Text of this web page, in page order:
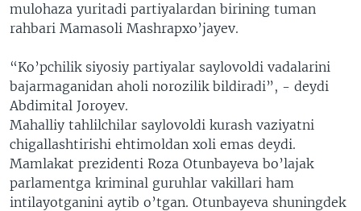
mulohaza yuritadi partiyalardan birining tuman
rahbari Mamasoli Mashrapxo’jayev.
“Ko’pchilik siyosiy partiyalar saylovoldi vadalarini
bajarmaganidan aholi norozilik bildiradi”, - deydi
Abdimital Joroyev.
Mahalliy tahlilchilar saylovoldi kurash vaziyatni
chigallashtirishi ehtimoldan xoli emas deydi.
Mamlakat prezidenti Roza Otunbayeva bo’lajak
parlamentga kriminal guruhlar vakillari ham
intilayotganini aytib o’tgan. Otunbayeva shuningdek